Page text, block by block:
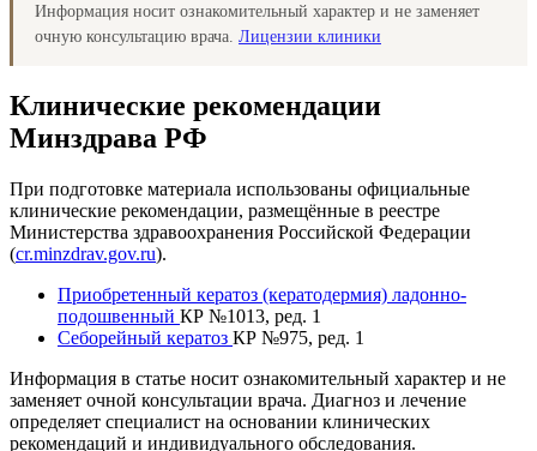
Информация носит ознакомительный характер и не заменяет
очную консультацию врача. Лицензии клиники
Клинические рекомендации
Минздрава РФ
При подготовке материала использованы официальные
клинические рекомендации, размещённые в реестре
Министерства здравоохранения Российской Федерации
(cr.minzdrav.gov.ru).
Приобретенный кератоз (кератодермия) ладонно-
подошвенный КР №1013, ред. 1
Себорейный кератоз КР №975, ред. 1
Информация в статье носит ознакомительный характер и не
заменяет очной консультации врача. Диагноз и лечение
определяет специалист на основании клинических
рекомендаций и индивидуального обследования.